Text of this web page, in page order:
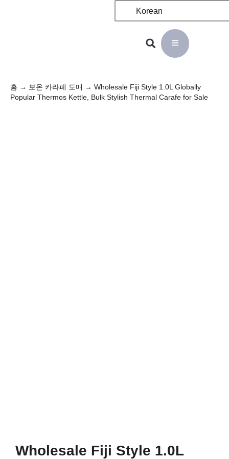
Korean
홈 → 보온 카라페 도매 → Wholesale Fiji Style 1.0L Globally
Popular Thermos Kettle, Bulk Stylish Thermal Carafe for Sale
Wholesale Fiji Style 1.0L